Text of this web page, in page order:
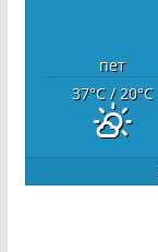
пет
37°C/ 20°C